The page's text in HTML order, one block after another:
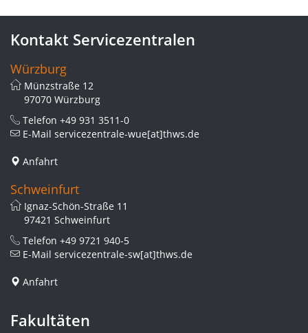
Kontakt Servicezentralen
Würzburg
Münzstraße 12
97070 Würzburg
Telefon +49 931 3511-0
E-Mail servicezentrale-wue[at]thws.de
Anfahrt
Schweinfurt
Ignaz-Schön-Straße 11
97421 Schweinfurt
Telefon +49 9721 940-5
E-Mail servicezentrale-sw[at]thws.de
Anfahrt
Fakultäten